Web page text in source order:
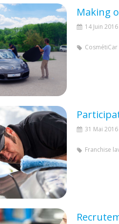
Making
14 Juin 2016
CosmétiCar
31 Mai 2016
Franchise